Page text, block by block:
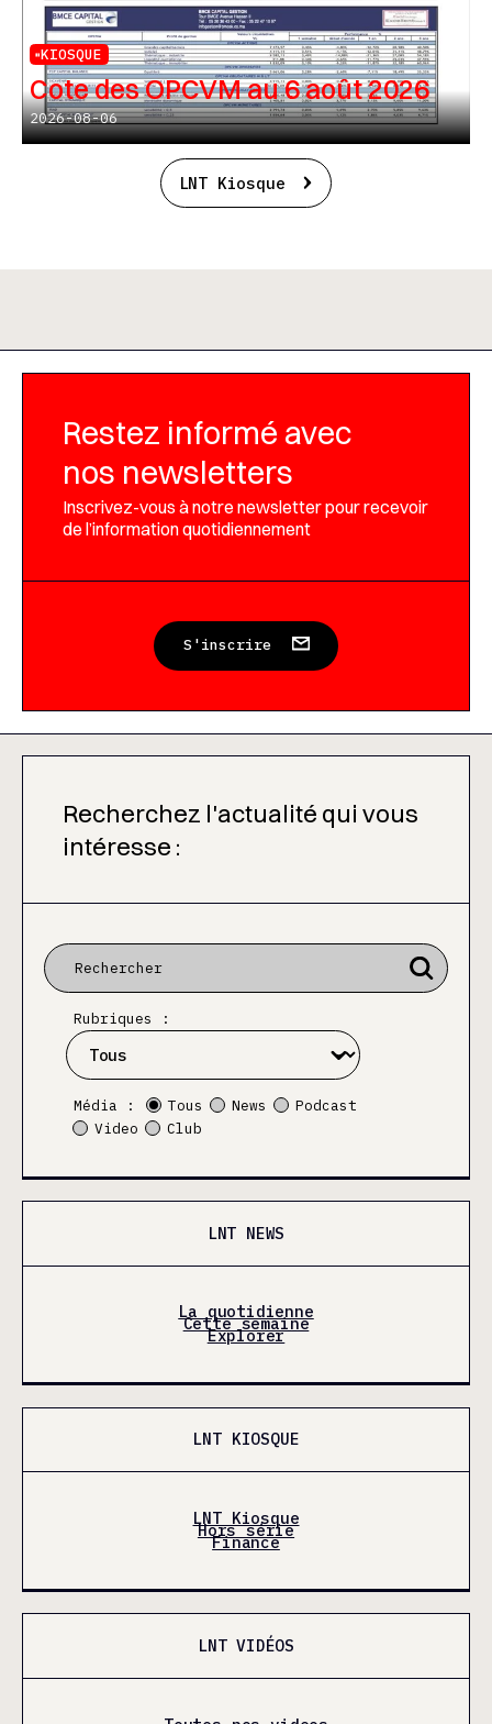
KIOSQUE
Cote des OPCVM au 6 août 2026
2026-08-06
LNT Kiosque
Restez informé avec
nos newsletters
Inscrivez-vous à notre newsletter pour recevoir
de l’information quotidiennement
S'inscrire
Recherchez l'actualité qui vous
intéresse :
Rubriques :
Média : Tous News
Podcast
Video
Club
LNT NEWS
La quotidienne
Cette semaine
Explorer
LNT KIOSQUE
LNT Kiosque
Hors série
Finance
LNT VIDÉOS